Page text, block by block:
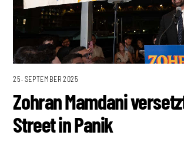
25. SEPTEMBER 2025
Zohran Mamdani
Street in Panik